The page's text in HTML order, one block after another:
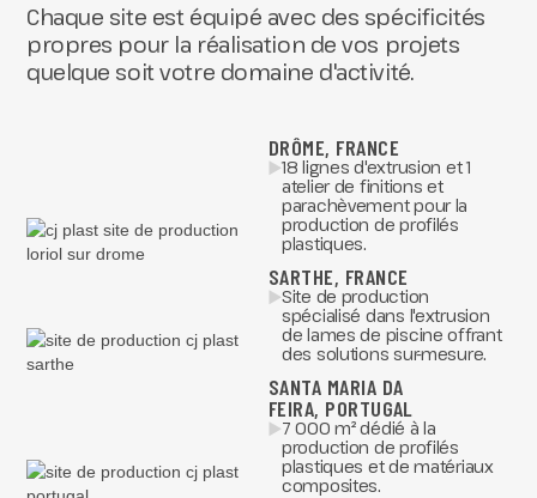
Chaque site est équipé avec des spécificités
propres pour la réalisation de vos projets
quelque soit votre domaine d'activité.
DRÔME, FRANCE
18 lignes d'extrusion et 1
atelier de finitions et
parachèvement pour la
production de profilés
plastiques.
SARTHE, FRANCE
Site de production
spécialisé dans l'extrusion
de lames de piscine offrant
des solutions sur-mesure.
SANTA MARIA DA
FEIRA, PORTUGAL
7 000 m² dédié à la
production de profilés
plastiques et de matériaux
composites.